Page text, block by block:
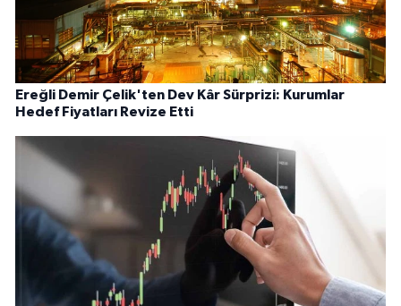
Ereğli Demir Çelik'ten Dev Kâr Sürprizi: Kurumlar
Hedef Fiyatları Revize Etti